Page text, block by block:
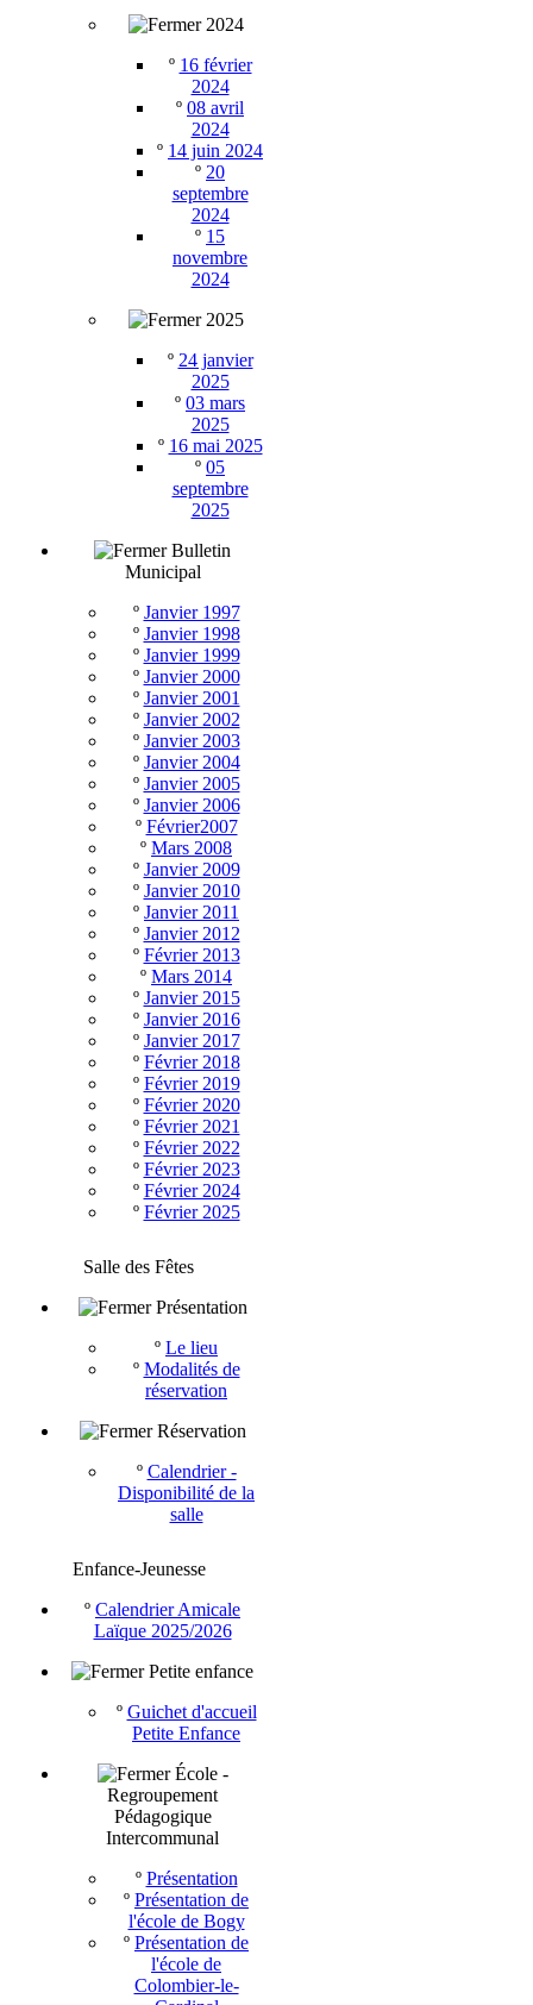
2024
º 16 février
2024
º 08 avril
2024
º 14 juin 2024
º 20
septembre
2024
º 15
novembre
2024
2025
º 24 janvier
2025
º 03 mars
2025
º 16 mai 2025
º 05
septembre
2025
Bulletin
Municipal
º Janvier 1997
º Janvier 1998
º Janvier 1999
º Janvier 2000
º Janvier 2001
º Janvier 2002
º Janvier 2003
º Janvier 2004
º Janvier 2005
º Janvier 2006
º Février2007
º Mars 2008
º Janvier 2009
º Janvier 2010
º Janvier 2011
º Janvier 2012
º Février 2013
º Mars 2014
º Janvier 2015
º Janvier 2016
º Janvier 2017
º Février 2018
º Février 2019
º Février 2020
º Février 2021
º Février 2022
º Février 2023
º Février 2024
º Février 2025
Salle des Fêtes
Présentation
º Le lieu
º Modalités de
réservation
Réservation
º Calendrier -
Disponibilité de la
salle
Enfance-Jeunesse
º Calendrier Amicale
Laïque 2025/2026
Petite enfance
º Guichet d'accueil
Petite Enfance
École -
Regroupement
Pédagogique
Intercommunal
º Présentation
º Présentation de
l'école de Bogy
º Présentation de
l'école de
Colombier-le-